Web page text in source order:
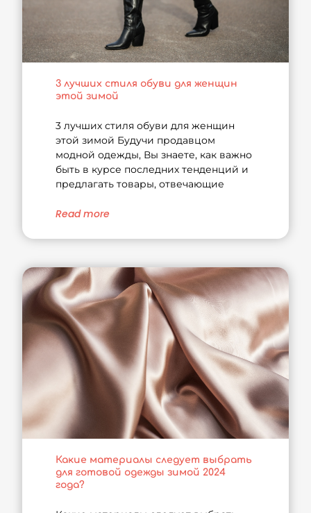
3 лучших стиля обуви для женщин
этой зимой
3 лучших стиля обуви для женщин
этой зимой Будучи продавцом
модной одежды, Вы знаете, как важно
быть в курсе последних тенденций и
предлагать товары, отвечающие
Read more
Какие материалы следует выбрать
для готовой одежды зимой 2024
года?